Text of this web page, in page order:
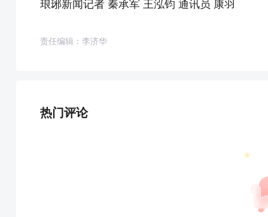
琅琊新闻记者 秦承军 王泓钧 通讯员 康羽
责任编辑：李济华
热门评论